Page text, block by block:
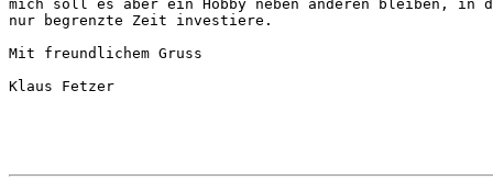
mich soll es aber ein Hobby neben anderen bleiben, in
nur begrenzte Zeit investiere.
Mit freundlichem Gruss
Klaus Fetzer